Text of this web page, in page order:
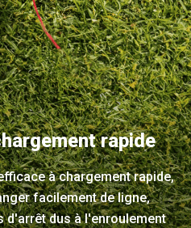
rapide
à chargement rapide,
facilement de ligne,
d'arrêt dus à l'enroulement